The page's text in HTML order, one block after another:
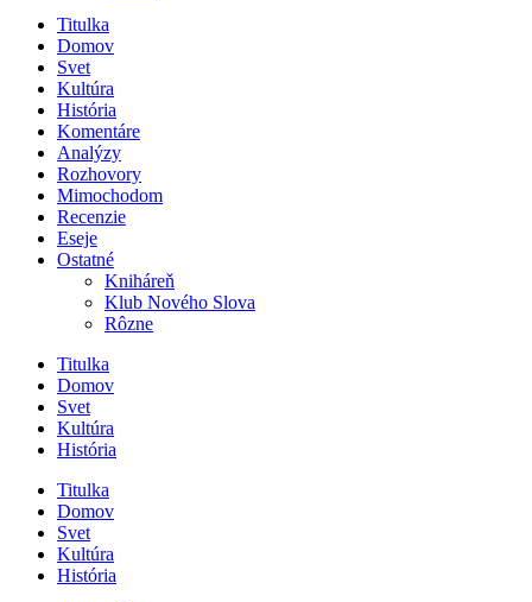
Titulka
Domov
Svet
Kultúra
História
Komentáre
Analýzy
Rozhovory
Mimochodom
Recenzie
Eseje
Ostatné
Kniháreň
Klub Nového Slova
Rôzne
Titulka
Domov
Svet
Kultúra
História
Titulka
Domov
Svet
Kultúra
História